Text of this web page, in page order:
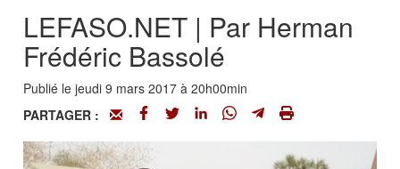
LEFASO.NET | Par Herman
Frédéric Bassolé
Publié le jeudi 9 mars 2017 à 20h00min
PARTAGER :